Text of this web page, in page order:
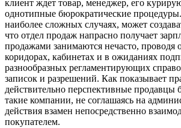
клиент ждет товар, менеджер, его
однотипные бюрократические
наиболее сложных случаях, может
что отдел продаж напрасно получает
продажами занимаются нечасто, проводя
коридорах, кабинетах и в ожиданиях
разнообразных регламентирующих
записок и разрешений. Как показывает
действительно перспективные продавцы
такие компании, не соглашаясь на
действия взамен непосредственно
покупателем.